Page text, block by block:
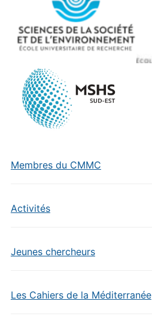
Membres du CMMC
Activités
Jeunes chercheurs
Les Cahiers de la Méditerranée